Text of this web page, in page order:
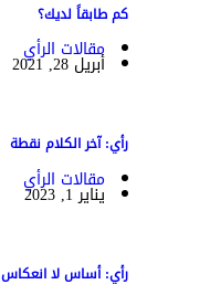
كم طابقاً لديك؟
مقالات الرأي
أبريل 28, 2021
رأي: آخر الكلام نقطة
مقالات الرأي
يناير 1, 2023
رأي: أساس لا انعكاس